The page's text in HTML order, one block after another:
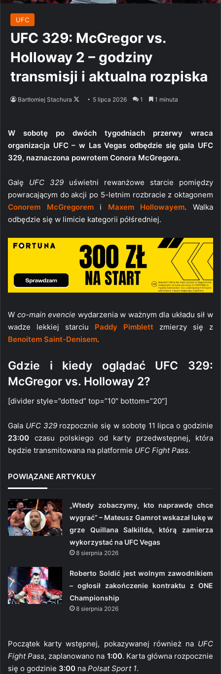
UFC
UFC 329: McGregor vs.
Holloway 2 – godziny
transmisji i aktualna rozpiska
Bartłomiej Stachura
Follow5 lipca 2026 1 1 minuta
W sobotę po dwóch tygodniach przerwy wraca
organizacja UFC – w Las Vegas odbędzie się gala UFC
329, naznaczona powrotem Conora McGregora.
Galę UFC 329 uświetni rewanżowe starcie pomiędzy
powracającym do akcji po 5-letnim rozbracie z oktagonem
Conorem McGregoremi Maxem Hollowayem. Walka
odbędzie się w limicie kategorii półśredniej.
W co-main evencie wydarzenia w ważnym dla układu sił w
wadze lekkiej starciu Paddy Pimblett zmierzy się z
Benoitem Saint-Denisem.
Gdzie i kiedy oglądać UFC 329:
McGregor vs. Holloway 2?
[divider style=”dotted” top=”10″ bottom=”20″]
Gala UFC 329rozpocznie się w sobotę 11 lipca o godzinie
23:00 czasu polskiego od karty przedwstępnej, która
będzie transmitowana na platformie UFC Fight Pass.
POWIĄZANE ARTYKUŁY
„Wtedy zobaczymy, kto naprawdę chce
wygrać” – Mateusz Gamrot wskazał lukę w
grze Quillana Salkillda, którą zamierza
wykorzystać na UFC Vegas
8 sierpnia 2026
Roberto Soldić jest wolnym zawodnikiem
– ogłosił zakończenie kontraktu z ONE
Championship
8 sierpnia 2026
Początek karty wstępnej, pokazywanej również na UFC
Fight Pass, zaplanowano na 1:00. Karta główna rozpocznie
się o godzinie 3:00 na Polsat Sport 1.